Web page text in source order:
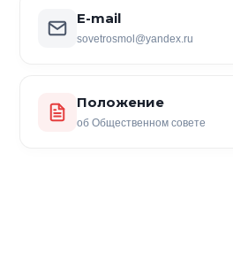
E-mail
sovetrosmol@yandex.ru
Положение
об Общественном совете